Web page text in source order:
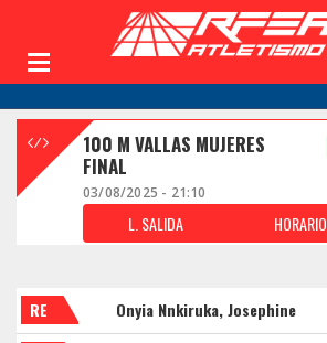
100 M VALLAS MUJERES
FINAL
03/08/2025 - 21:10
L. SALIDA HORARIO
RE Onyia Nnkiruka, Josephine